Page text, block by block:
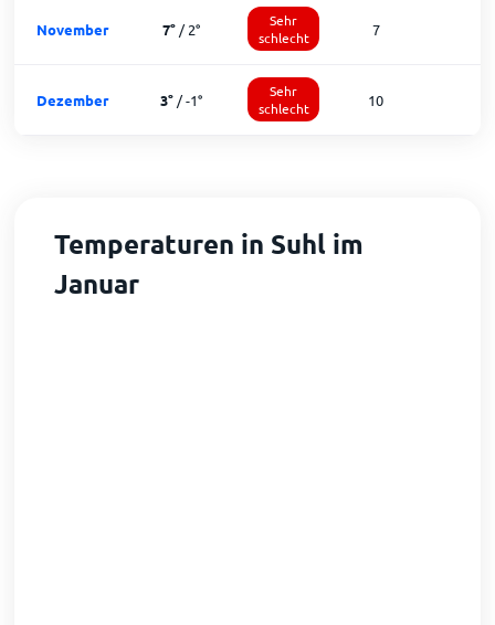
November 7°/2°
Sehr
schlecht
7
Dezember 3°/-1°
Sehr
schlecht
10
Temperaturen in Suhl im
Januar